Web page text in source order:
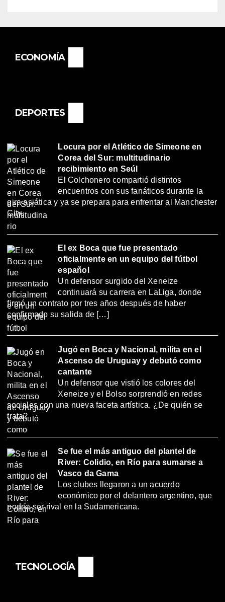
ECONOMÍA
DEPORTES
Locura por el Atlético de Simeone en
Corea del Sur: multitudinario
recibimiento en Seúl
El Colchonero compartió distintos
encuentros con sus fanáticos durante la
gira asiática y ya se prepara para enfrentar al Manchester
City.
El ex Boca que fue presentado
oficialmente en un equipo del fútbol
español
Un defensor surgido del Xeneize
continuará su carrera en LaLiga, donde
firmó un contrato por tres años después de haber
confirmado su salida de […]
Jugó en Boca y Nacional, milita en el
Ascenso de Uruguay y debutó como
cantante
Un defensor que vistió los colores del
Xeneize y el Bolso sorprendió en redes
sociales con una nueva faceta artística. ¿De quién se
trata?
Se fue el más antiguo del plantel de
River: Colidio, en Río para sumarse a
Vasco da Gama
Los clubes llegaron a un acuerdo
económico por el delantero argentino, que
podría ser rival en la Sudamericana.
TECNOLOGÍA